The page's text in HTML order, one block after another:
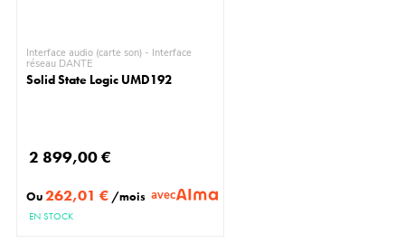
Interface audio (carte son) - Interface
réseau DANTE
Solid State Logic UMD192
2 899,00 €
Ou262,01 € /mois avec
EN STOCK